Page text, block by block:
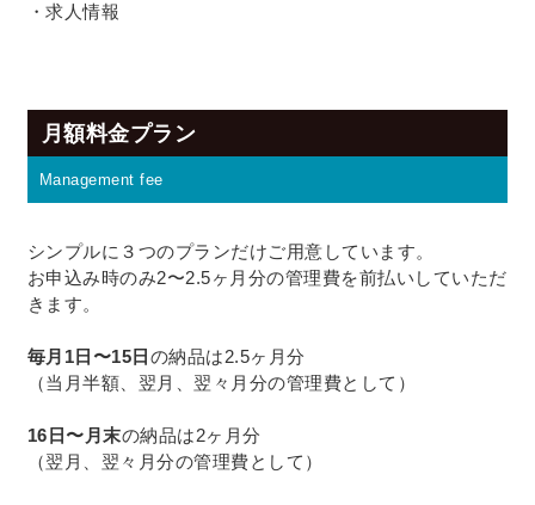
・求人情報
月額料金プラン
Management fee
シンプルに３つのプランだけご用意しています。
お申込み時のみ2〜2.5ヶ月分の管理費を前払いしていただ
きます。
毎月1日〜15日 の納品は2.5ヶ月分
（当月半額、翌月、翌々月分の管理費として）
16日〜月末の納品は2ヶ月分
（翌月、翌々月分の管理費として）